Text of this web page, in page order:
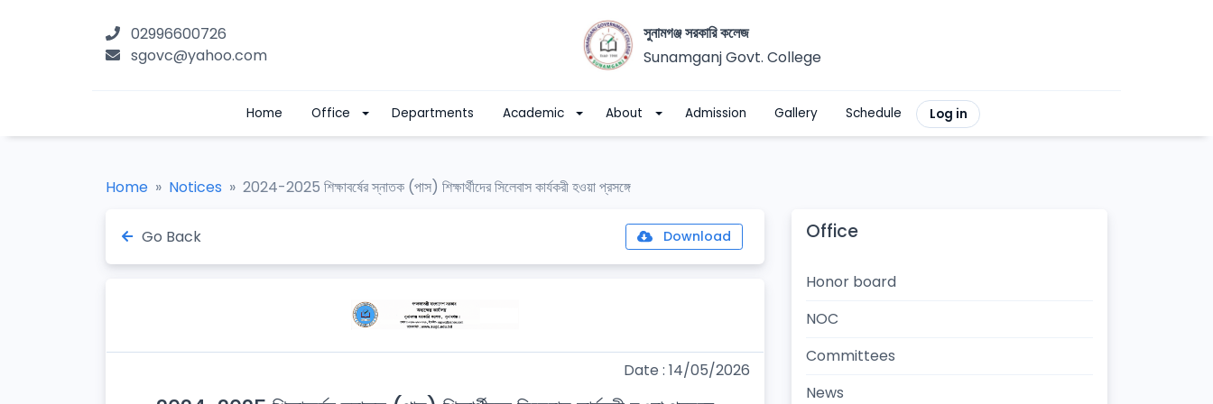
02996600726
sgovc@yahoo.com
সুনামগঞ্জ সরকারি কলেজ
Sunamganj Govt. College
Home Office Departments Academic About Admission Gallery Schedule Log in
Home Notices 2024-2025 শিক্ষাবর্ষের স্নাতক (পাস) শিক্ষার্থীদের সিলেবাস কার্যকরী হওয়া প্রসঙ্গে
Go Back Download
Date : 14/05/2026
Office
Honor board
NOC
Committees
News